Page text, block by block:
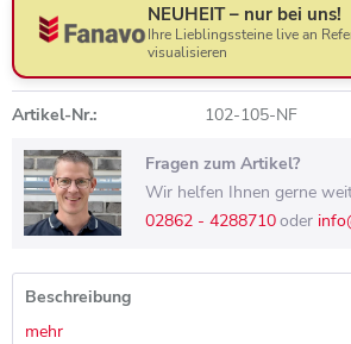
NEUHEIT – nur bei uns!
Ihre Lieblingssteine live an
visualisieren
Artikel-Nr.: 102-105-NF
Fragen zum Artikel?
Wir helfen Ihnen gerne
02862 - 4288710oder
Beschreibung
mehr